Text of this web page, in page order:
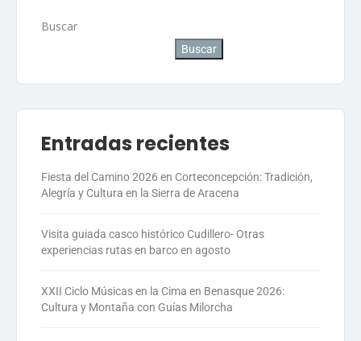
Buscar
Buscar
Entradas recientes
Fiesta del Camino 2026 en Corteconcepción: Tradición,
Alegría y Cultura en la Sierra de Aracena
Visita guiada casco histórico Cudillero- Otras
experiencias rutas en barco en agosto
XXII Ciclo Músicas en la Cima en Benasque 2026:
Cultura y Montaña con Guías Milorcha